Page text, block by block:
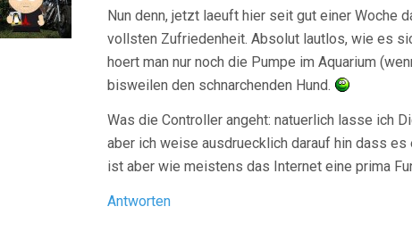
Nun denn, jetzt laeuft hier seit gut einer Woche
vollsten Zufriedenheit. Absolut lautlos, wie es
hoert man nur noch die Pumpe im Aquarium
bisweilen den schnarchenden Hund.
Was die Controller angeht: natuerlich lasse ich
aber ich weise ausdruecklich darauf hin dass
ist aber wie meistens das Internet eine prima
Antworten